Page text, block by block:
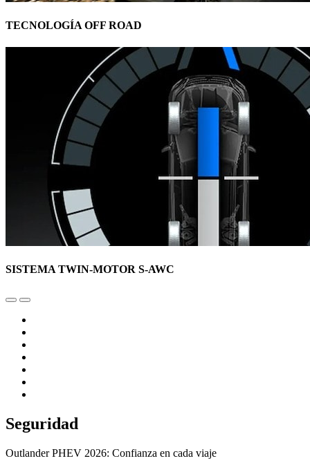
TECNOLOGÍA OFF ROAD
SISTEMA TWIN-MOTOR S-AWC
Seguridad
Outlander PHEV 2026: Confianza en cada viaje